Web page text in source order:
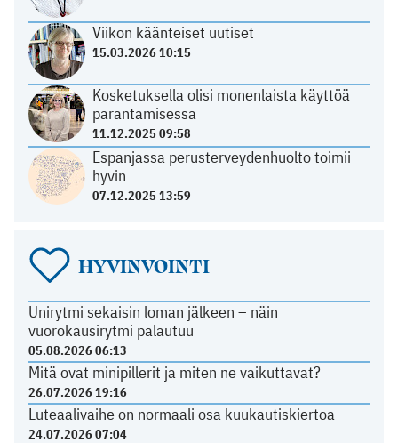
Viikon käänteiset uutiset
15.03.2026 10:15
Kosketuksella olisi monenlaista käyttöä
parantamisessa
11.12.2025 09:58
Espanjassa perusterveydenhuolto toimii
hyvin
07.12.2025 13:59
HYVINVOINTI
Unirytmi sekaisin loman jälkeen – näin
vuorokausirytmi palautuu
05.08.2026 06:13
Mitä ovat minipillerit ja miten ne vaikuttavat?
26.07.2026 19:16
Luteaalivaihe on normaali osa kuukautiskiertoa
24.07.2026 07:04